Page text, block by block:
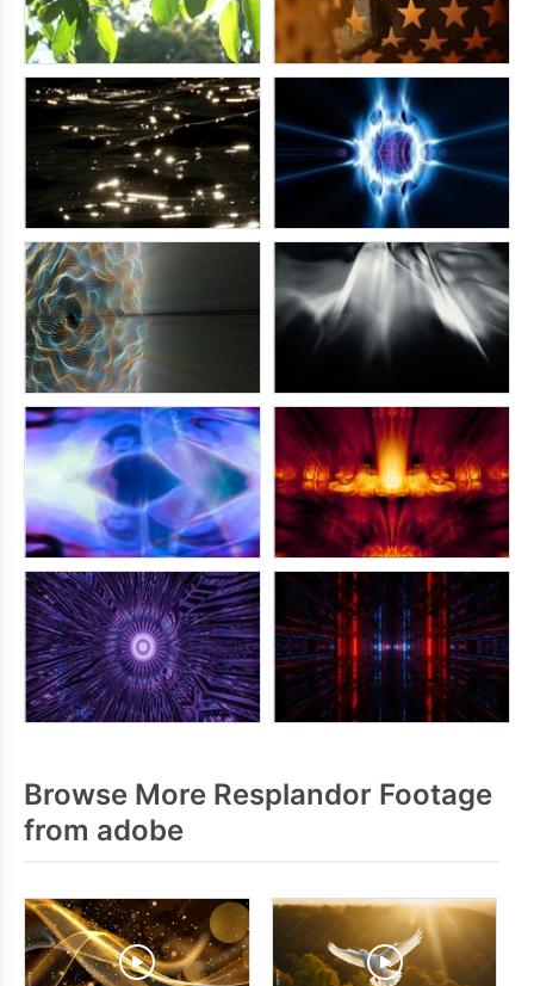
Browse More Resplandor Footage
from adobe